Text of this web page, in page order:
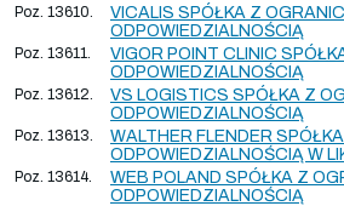
Poz. 13610.
VICALIS SPÓŁKA Z
ODPOWIEDZIALNOŚCIĄ
Poz. 13611.
VIGOR POINT CLINIC
ODPOWIEDZIALNOŚCIĄ
Poz. 13612.
VS LOGISTICS SPÓŁKA Z
ODPOWIEDZIALNOŚCIĄ
Poz. 13613.
WALTHER FLENDER
ODPOWIEDZIALNOŚCIĄ W
Poz. 13614.
WEB POLAND SPÓŁKA Z
ODPOWIEDZIALNOŚCIĄ